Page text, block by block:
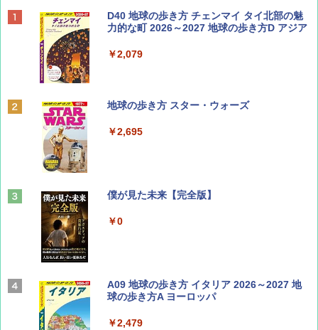
BE-PAL(ビ-パル) 2026年 9 月号【特別付録:
SOTO ミニマル"旅"財布 ランダム2種】
￥1,500
ディズニーファン ２０２６年 ９月号 [雑
山と溪谷 2026年8月号「南アルプス大全」
￥1,540
Coyote No.89 特集 星野道夫 夢見る旅
D40 地球の歩き方 チェンマイ タイ北部の魅
力的な町 2026～2027 地球の歩き方D アジア
￥2,079
地球の歩き方 スター・ウォーズ
￥2,695
僕が見た未来【完全版】
￥0
A09 地球の歩き方 イタリア 2026～2027 地
球の歩き方A ヨーロッパ
￥2,479